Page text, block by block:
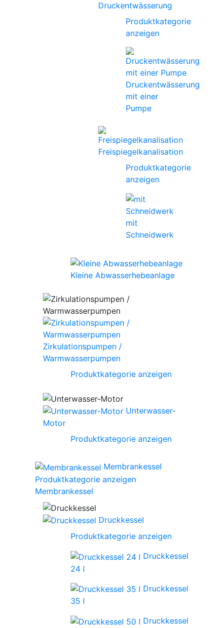
Druckentwässerung
Produktkategorie
anzeigen
Druckentwässerung
mit einer
Pumpe
Freispiegelkanalisation
Produktkategorie
anzeigen
mit
Schneidwerk
Kleine Abwasserhebeanlage
Zirkulationspumpen /
Warmwasserpumpen
Produktkategorie anzeigen
Unterwasser-
Motor
Produktkategorie anzeigen
Membrankessel
Produktkategorie anzeigen
Membrankessel
Druckkessel
Produktkategorie anzeigen
Druckkessel
24 l
Druckkessel
35 l
Druckkessel